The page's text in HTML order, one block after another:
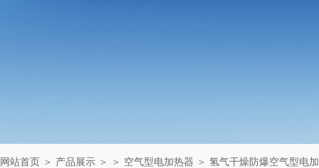
网站首页 ＞ 产品展示 ＞ ＞ 空气型电加热器 ＞ 氢气干燥防爆空气型电